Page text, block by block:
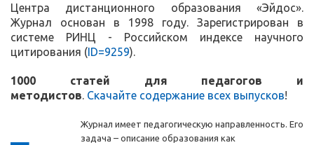
Центра дистанционного образования «Эйдос».
Журнал основан в 1998 году. Зарегистрирован в
системе РИНЦ - Российском индексе научного
цитирования (ID=9259).
1000 статей для педагогов и
методистов. Скачайте содержание всех выпусков!
Журнал имеет педагогическую направленность. Его
задача – описание образования как